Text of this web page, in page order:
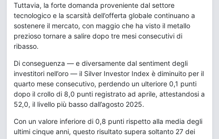
Tuttavia, la forte domanda proveniente dal settore
tecnologico e la scarsità dell’offerta globale continuano a
sostenere il mercato, con maggio che ha visto il metallo
prezioso tornare a salire dopo tre mesi consecutivi di
ribasso.
Di conseguenza — e diversamente dal sentiment degli
investitori nell’oro — il Silver Investor Index è diminuito per il
quarto mese consecutivo, perdendo un ulteriore 0,1 punti
dopo il crollo di 8,0 punti registrato ad aprile, attestandosi a
52,0, il livello più basso dall’agosto 2025.
Con un valore inferiore di 0,8 punti rispetto alla media degli
ultimi cinque anni, questo risultato supera soltanto 27 dei